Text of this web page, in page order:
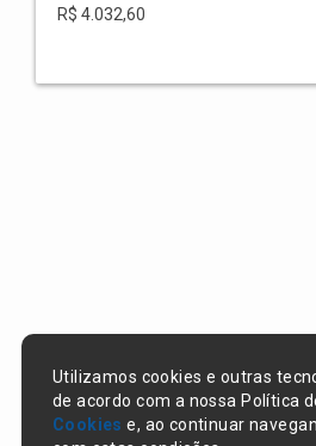
R$ 4.032,60
Utilizamos cookies e outras
de acordo com a nossa Política
Cookies e, ao continuar